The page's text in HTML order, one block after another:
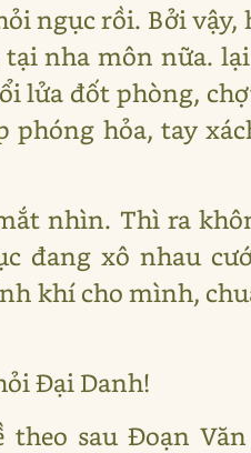
ngục rồi. Bởi vậy,
nha môn nữa.
lửa đốt phòng,
hỏa, tay
nhìn. Thì ra
xô nhau
khí cho mình,
Đại Danh!
sau Đoạn